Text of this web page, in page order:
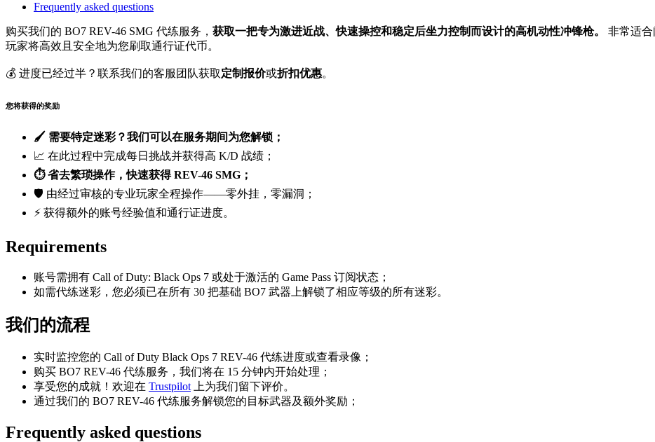
Frequently asked questions
购买我们的 BO7 REV-46 SMG 代练服务， 获取一把专为激进近战、快速操控和稳定后坐力控制而设计的高机动性冲锋枪。
非常适
玩家将高效且安全地为您刷取通行证代币。
💰 进度已经过半？联系我们的客服团队获取定制报价或折扣优惠。
您将获得的奖励
🖌️ 需要特定迷彩？我们可以在服务期间为您解锁；
📈 在此过程中完成每日挑战并获得高 K/D 战绩；
⏱️ 省去繁琐操作，快速获得 REV-46 SMG；
🛡️ 由经过审核的专业玩家全程操作——零外挂，零漏洞；
⚡ 获得额外的账号经验值和通行证进度。
Requirements
账号需拥有 Call of Duty: Black Ops 7 或处于激活的 Game Pass 订阅状态；
如需代练迷彩，您必须已在所有 30 把基础 BO7 武器上解锁了相应等级的所有迷彩。
我们的流程
实时监控您的 Call of Duty Black Ops 7 REV-46 代练进度或查看录像；
购买 BO7 REV-46 代练服务，我们将在 15 分钟内开始处理；
享受您的成就！欢迎在 Trustpilot 上为我们留下评价。
通过我们的 BO7 REV-46 代练服务解锁您的目标武器及额外奖励；
Frequently asked questions